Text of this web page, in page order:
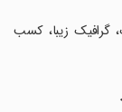
گرافیک زیبا، کسب